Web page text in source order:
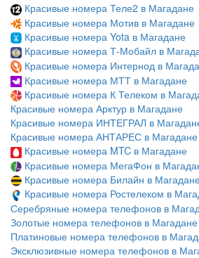
Красивые номера Теле2 в Магадане
Красивые номера Мотив в Магадане
Красивые номера Yota в Магадане
Красивые номера Т-Мобайл в
Красивые номера Интернод в
Красивые номера МТТ в Магадане
Красивые номера К Телеком в
Красивые номера Арктур в Магадане
Красивые номера ИНТЕГРАЛ в
Красивые номера АНТАРЕС в Магадане
Красивые номера MTC в Магадане
Красивые номера МегаФон в
Красивые номера Билайн в
Красивые номера Ростелеком в
Серебряные номера телефонов в
Золотые номера телефонов в Магадане
Платиновые номера телефонов в
Эксклюзивные номера телефонов в